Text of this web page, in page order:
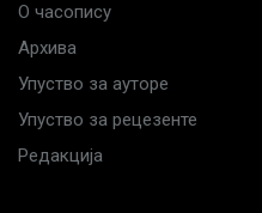
О часопису
Архива
Упуство за ауторе
Упуство за рецезенте
Редакција